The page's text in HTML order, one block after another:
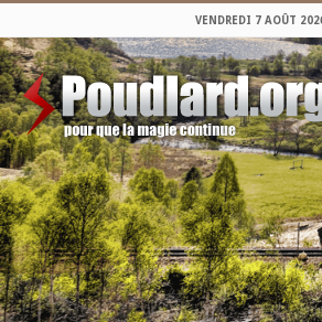
VENDREDI 7 AOÛT